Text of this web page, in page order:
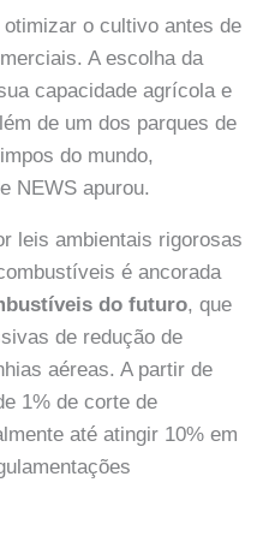
o cultivo antes de
A escolha da
capacidade agrícola e
de um dos parques de
do mundo,
NEWS apurou.
leis ambientais rigorosas
é ancorada
do futuro, que
de redução de
aéreas. A partir de
1% de corte de
até atingir 10% em